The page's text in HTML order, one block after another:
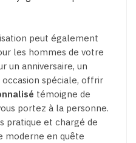
peut également
les hommes de votre
un anniversaire, un
spéciale, offrir
témoigne de
portez à la personne.
pratique et chargé de
moderne en quête